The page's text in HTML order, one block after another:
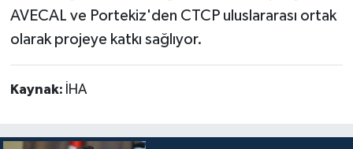
AVECAL ve Portekiz'den CTCP uluslararası ortak
olarak projeye katkı sağlıyor.
Kaynak: İHA